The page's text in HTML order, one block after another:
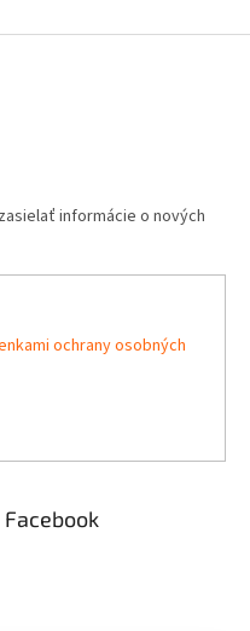
informácie o nových
ochrany osobných
Facebook